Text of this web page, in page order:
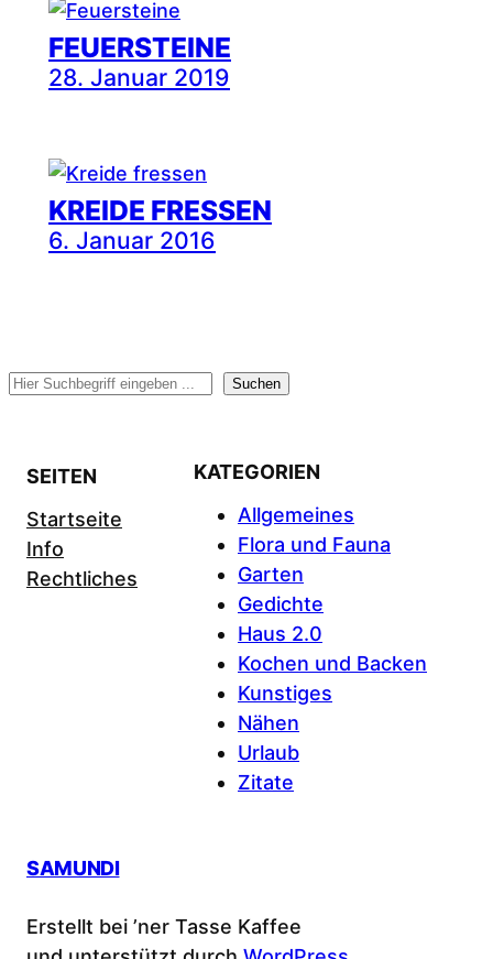
FEUERSTEINE
28. Januar 2019
KREIDE FRESSEN
6. Januar 2016
Suchen Suchen
SEITEN
Startseite
Info
Rechtliches
KATEGORIEN
Allgemeines
Flora und Fauna
Garten
Gedichte
Haus 2.0
Kochen und Backen
Kunstiges
Nähen
Urlaub
Zitate
SAMUNDI
Erstellt bei ’ner Tasse Kaffee